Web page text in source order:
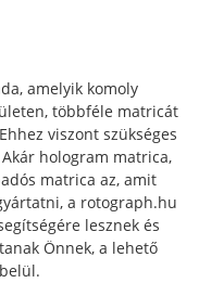
amelyik komoly
többféle matricát
viszont szükséges
hologram matrica,
matrica az, amit
a rotograph.hu
lesznek és
Önnek, a lehető